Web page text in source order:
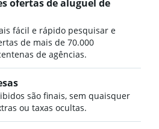
ofertas de aluguel de
fácil e rápido pesquisar e
de mais de 70.000
de agências.
são finais, sem quaisquer
ou taxas ocultas.